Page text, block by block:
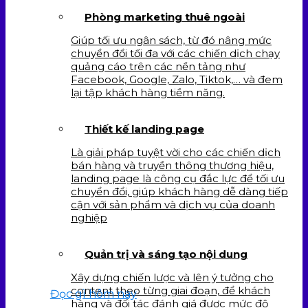
Phòng marketing thuê ngoài
Giúp tối ưu ngân sách, từ đó nâng mức
chuyển đổi tối đa với các chiến dịch chạy
quảng cáo trên các nền tảng như
Facebook, Google, Zalo, Tiktok,… và đem
lại tập khách hàng tiềm năng.
Thiết kế landing page
Là giải pháp tuyệt vời cho các chiến dịch
bán hàng và truyền thông thương hiệu,
landing page là công cụ đắc lực để tối ưu
chuyển đổi, giúp khách hàng dễ dàng tiếp
cận với sản phẩm và dịch vụ của doanh
nghiệp
Quản trị và sáng tạo nội dung
Xây dựng chiến lược và lên ý tưởng cho
content theo từng giai đoạn, để khách
hàng và đối tác đánh giá được mức độ
Đọc gì hôm nay